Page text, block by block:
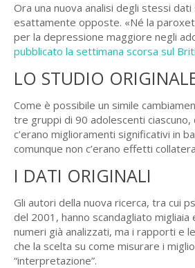
Ora una nuova analisi degli stessi
esattamente opposte. «Né la
per la depressione maggiore negli
pubblicato la settimana scorsa sul
LO STUDIO
Come è possibile un simile
tre gruppi di 90 adolescenti ciascuno,
c’erano miglioramenti significativi in
comunque non c’erano effetti
I DATI ORIGINALI
Gli autori della nuova ricerca, tra cui
del 2001, hanno scandagliato
numeri già analizzati, ma i rapporti e
che la scelta su come misurare i
“interpretazione”.